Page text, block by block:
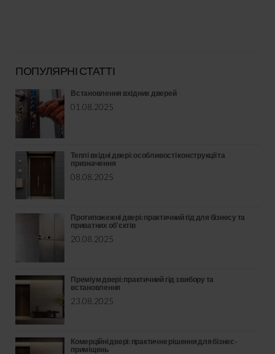
ПОПУЛЯРНІ СТАТТІ
Встановлення вхідних дверей
01.08.2025
Теплі вхідні двері: особливості конструкції та
призначення
08.08.2025
Протипожежні двері: практичний гід для бізнесу та
приватних об’єктів
20.08.2025
Преміум двері: практичний гід з вибору та
встановлення
23.08.2025
Комерційні двері: практичне рішення для бізнес-
приміщень